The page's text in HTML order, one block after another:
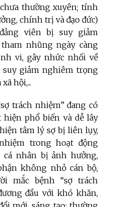
thường xuyên; tính
chính trị và đạo đức)
viên bị suy giảm
nhũng ngày càng
vi, gây nhức nhối về
suy giảm nghiêm trọng
hội,...
trách nhiệm” đang có
hiện phổ biến và dễ lây
tâm lý sợ bị liên lụy,
trong hoạt động
nhân bị ảnh hưởng,
không nhỏ cán bộ,
mắc bệnh “sợ trách
đầu với khó khăn,